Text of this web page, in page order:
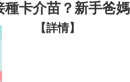
種卡介苗？新手爸
【詳情】